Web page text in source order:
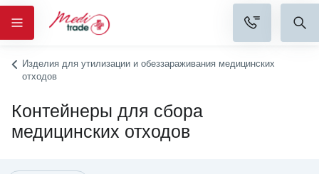
Изделия для утилизации и обеззараживания медицинских
отходов
Контейнеры для сбора
медицинских отходов